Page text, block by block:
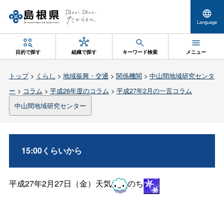
Language
目的で探す 組織で探す キーワード検索 メニュー
トップ> くらし > 地域振興・交通 > 関係機関> 中山間地域研究センタ
ー > コラム > 平成26年度のコラム > 平成27年2月の一言コラム
中山間地域研究センター
15:00くらいから
平成27年2月27日（金）天気 のち